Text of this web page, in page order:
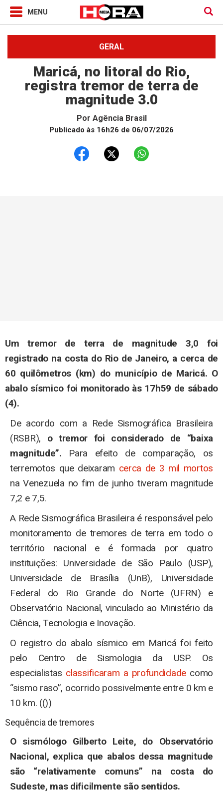
GERAL
Maricá, no litoral do Rio,
registra tremor de terra de
magnitude 3.0
Por Agência Brasil
Publicado às 16h26 de 06/07/2026
Um tremor de terra de magnitude 3,0 foi
registrado na costa do Rio de Janeiro, a cerca de
60 quilômetros (km) do município de Maricá. O
abalo sísmico foi monitorado às 17h59 de sábado
(4).
De acordo com a Rede Sismográfica Brasileira
(RSBR), o tremor foi considerado de “baixa
magnitude”. Para efeito de comparação, os
terremotos que deixaram cerca de 3 mil mortos
na Venezuela no fim de junho tiveram magnitude
7,2 e 7,5.
A Rede Sismográfica Brasileira é responsável pelo
monitoramento de tremores de terra em todo o
território nacional e é formada por quatro
instituições: Universidade de São Paulo (USP),
Universidade de Brasília (UnB), Universidade
Federal do Rio Grande do Norte (UFRN) e
Observatório Nacional, vinculado ao Ministério da
Ciência, Tecnologia e Inovação.
O registro do abalo sísmico em Maricá foi feito
pelo Centro de Sismologia da USP. Os
especialistas classificaram a profundidadecomo
“sismo raso”, ocorrido possivelmente entre 0 km e
10 km. (())
Sequência de tremores
O sismólogo Gilberto Leite, do Observatório
Nacional, explica que abalos dessa magnitude
são “relativamente comuns” na costa do
Sudeste, mas dificilmente são sentidos.